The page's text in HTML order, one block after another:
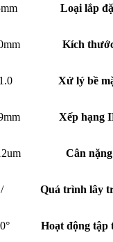
Loại lắp
Kích
Xử lý bề
Xếp hạng
Cân nặng
/ Quá trình lây
Hoạt động tập